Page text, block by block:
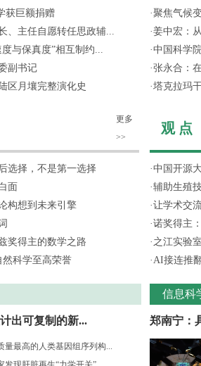
获巨额捐赠
、主任自愿转任思政辅...
与保真度”相互制约...
副书记
区月壤完整演化史
更多
>>
选择，不是第一选择
面
构想到未来引擎
奖得主的数学之路
科学至高荣誉
出可复制的新...
量最高的人类基因组序列构...
·聚焦气候
·姜中宏：
·中国科学
·张永合：
·塔克拉玛
观 点
·中国开源
·辅助生殖
·让学术交
·诺奖得主
· 之江实验
·AI接连推
信息科
郑南宁：